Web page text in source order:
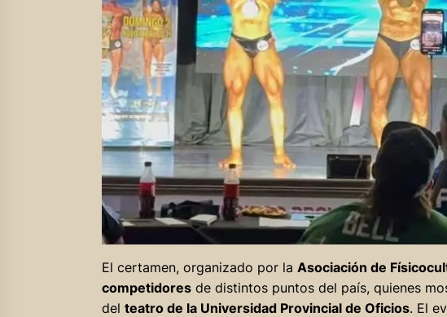
El certamen, organizado por la Asociación de
competidoresde distintos puntos del país, quienes
del teatro de la Universidad Provincial de Oficios. El